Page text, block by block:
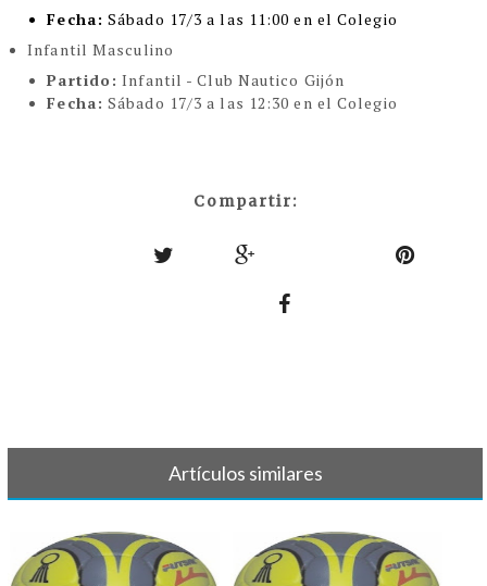
Fecha: Sábado 17/3 a las 11:00 en el Colegio
Infantil Masculino
Partido: Infantil - Club Nautico Gijón
Fecha: Sábado 17/3 a las 12:30 en el Colegio
Compartir:
Artículos similares